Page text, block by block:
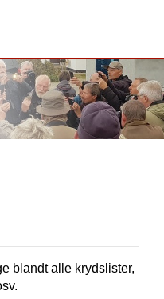
blandt alle krydslister,